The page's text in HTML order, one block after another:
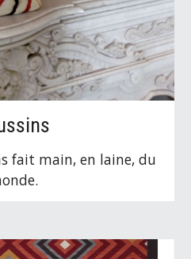
fait main, en laine, du